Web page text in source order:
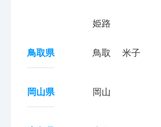
姫路
鳥取県 鳥取 米子
岡山県 岡山